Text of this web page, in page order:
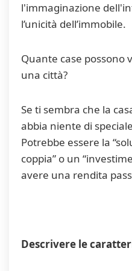
l'immaginazione
l’unicità dell’immobile.
Quante case possono
una città?
Se ti sembra che la
abbia niente di
Potrebbe essere la
coppia” o un
avere una rendita
Descrivere le